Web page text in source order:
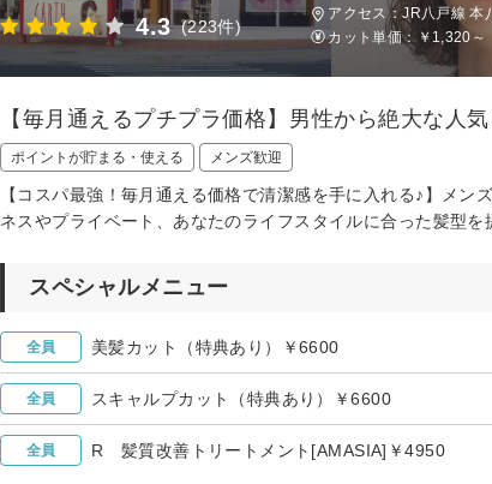
4.3 (223件)
アクセス：JR八戸線 本
カット単価： ￥1,320～
【毎月通えるプチプラ価格】男性から絶大な人
ポイントが貯まる・使える メンズ歓迎
【コスパ最強！毎月通える価格で清潔感を手に入れる♪】メ
ネスやプライベート、あなたのライフスタイルに合った髪型を
スペシャルメニュー
全員 美髪カット（特典あり）￥6600
全員 スキャルプカット（特典あり）￥6600
全員 R 髪質改善トリートメント[AMASIA]￥4950